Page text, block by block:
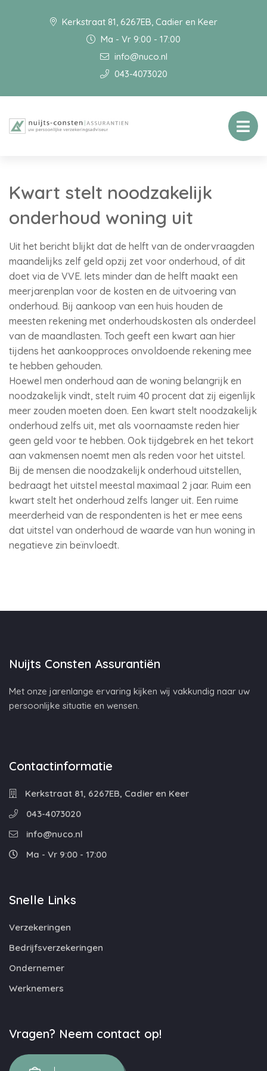
Kerkstraat 81, 6267EB, Cadier en Keer
Ma - Vr 9:00 - 17:00
info@nuco.nl
043-4073020
Kwart stelt noodzakelijk
onderhoud woning uit
Uit het bericht blijkt dat de helft van de ondervraagden
maandelijks zelf geld opzij zet voor onderhoud, of dit
doet via de VVE. Iets minder dan de helft maakt een
meerjarenplan voor de kosten en de uitvoering van
onderhoud. Bij aankoop van een huis houden de
meesten rekening met onderhoudskosten als onderdeel
van de maandlasten. Toch geeft een kwart aan hier
tijdens het aankoopproces onvoldoende rekening mee
te hebben gehouden.
Hoewel men onderhoud aan de woning belangrijk en
noodzakelijk vindt, stelt ruim 40 procent dat zij eigenlijk
meer zouden moeten doen. Een kwart stelt noodzakelijk
onderhoud zelfs uit, met als voornaamste reden hier
geen geld voor te hebben. Ook tijdgebrek en het tekort
aan vakmensen noemt men als reden voor het uitstel.
Bij de mensen die noodzakelijk onderhoud uitstellen,
bedraagt het uitstel meestal maximaal 2 jaar. Ruim een
kwart stelt het onderhoud zelfs langer uit. Een ruime
meerderheid van de respondenten is het er mee eens
dat uitstel van onderhoud de waarde van hun woning in
negatieve zin beïnvloedt.
Nuijts Consten Assurantiën
Met onze jarenlange ervaring kijken wij vakkundig naar uw
persoonlijke situatie en wensen.
Contactinformatie
Kerkstraat 81, 6267EB, Cadier en Keer
043-4073020
info@nuco.nl
Ma - Vr 9:00 - 17:00
Snelle Links
Verzekeringen
Bedrijfsverzekeringen
Ondernemer
Werknemers
Vragen? Neem contact op!